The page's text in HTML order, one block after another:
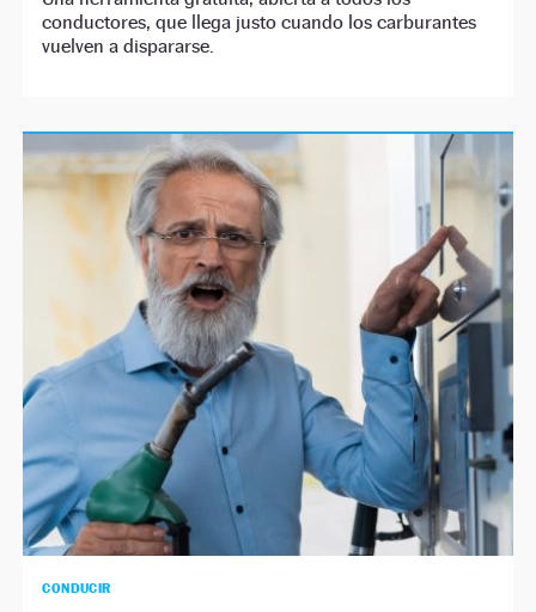
conductores, que llega justo cuando los carburantes
vuelven a dispararse.
CONDUCIR